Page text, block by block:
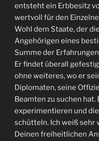
entsteht ein Erbbesitz
wertvoll für den
Wohl dem Staate, der
Angehörigen eines
Summe der
Er findet überall
ohne weiteres, wo er
Diplomaten, seine
Beamten zu suchen hat.
experimentieren und
schütteln. Ich weiß sehr
Deinen freiheitlichen